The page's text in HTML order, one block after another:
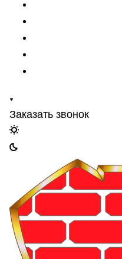
Заказать звонок